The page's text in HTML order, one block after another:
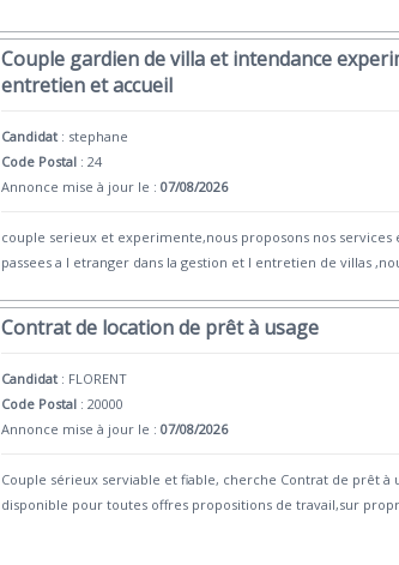
Couple gardien de villa et intendance
entretien et accueil
Candidat : stephane
Code Postal : 24
Annonce mise à jour le :07/08/2026
couple serieux et experimente,nous proposons nos
passees a l etranger dans la gestion et l entretien de villas
Contrat de location de prêt à usage
Candidat : FLORENT
Code Postal : 20000
Annonce mise à jour le :07/08/2026
Couple sérieux serviable et fiable, cherche Contrat de prêt
disponible pour toutes offres propositions de travail,sur